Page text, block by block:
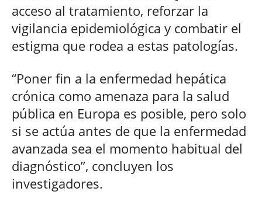
acceso al tratamiento, reforzar la
vigilancia epidemiológica y combatir el
estigma que rodea a estas patologías.
“Poner fin a la enfermedad hepática
crónica como amenaza para la salud
pública en Europa es posible, pero solo
si se actúa antes de que la enfermedad
avanzada sea el momento habitual del
diagnóstico”, concluyen los
investigadores.